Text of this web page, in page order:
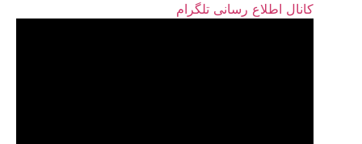
کانال اطلاع رسانی تلگرام